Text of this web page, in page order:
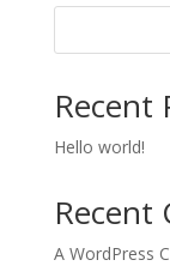
Recent
Hello world!
Recent
A WordPress